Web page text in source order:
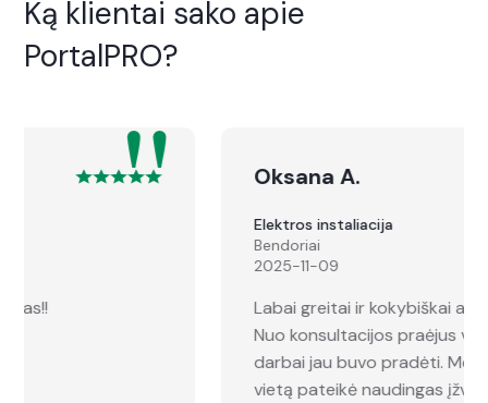
Ką klientai sako apie
PortalPRO?
"
Oksana A.
Labai greitai ir kokybiškai atlikta konsultacija!
Nuo konsultacijos praėjus vos dviem dienoms,
darbai jau buvo pradėti. Meistras atvykęs į
vietą pateikė naudingas įžvalgas ir viską atliko